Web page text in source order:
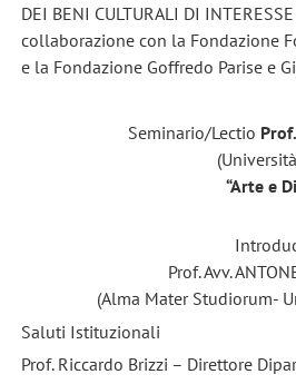
DEI BENI CULTURALI DI
collaborazione con la Fondazione
e la Fondazione Goffredo Parise e
Seminario/Lectio
(Università di
“Arte e
Prof. Avv.
(Alma Mater Studiorum-
Saluti Istituzionali
Prof. Riccardo Brizzi – Direttore